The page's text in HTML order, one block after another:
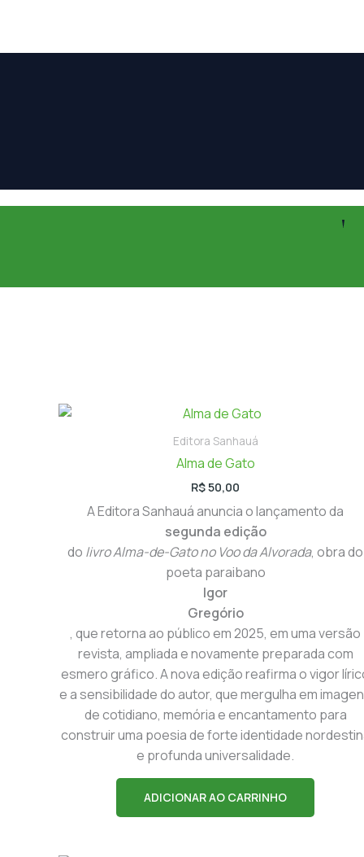
Editora Sanhauá
Alma de Gato
R$50,00
A Editora Sanhauá anuncia o lançamento da
segunda edição
do livro Alma-de-Gato no Voo da Alvorada, obra do
poeta paraibano
Igor
Gregório
, que retorna ao público em 2025, em uma versão
revista, ampliada e novamente preparada com
esmero gráfico. A nova edição reafirma o vigor
e a sensibilidade do autor, que mergulha em
de cotidiano, memória e encantamento para
construir uma poesia de forte identidade
e profunda universalidade.
ADICIONAR AO CARRINHO